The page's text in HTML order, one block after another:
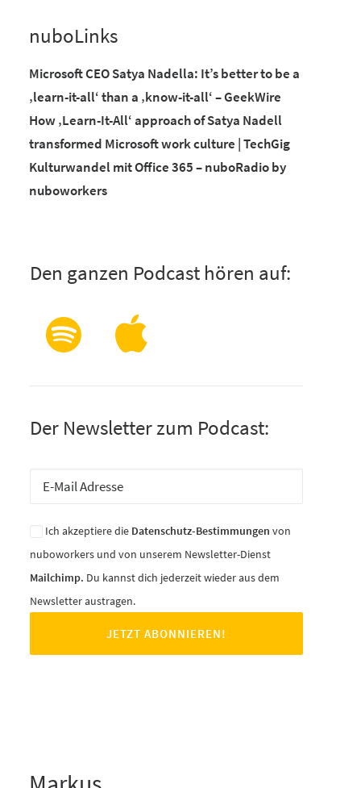
nuboLinks
Microsoft CEO Satya Nadella: It’s better to be a
‚learn-it-all‘ than a ‚know-it-all‘ – GeekWire
How ‚Learn-It-All‘ approach of Satya Nadell
transformed Microsoft work culture | TechGig
Kulturwandel mit Office 365 – nuboRadio by
nuboworkers
Den ganzen Podcast hören auf:
Der Newsletter zum Podcast:
Ich akzeptiere die Datenschutz-Bestimmungen von
nuboworkers und von unserem Newsletter-Dienst
Mailchimp. Du kannst dich jederzeit wieder aus dem
Newsletter austragen.